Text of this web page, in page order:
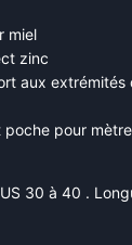
miel
zinc
aux extrémités
pour
30 à 40 .